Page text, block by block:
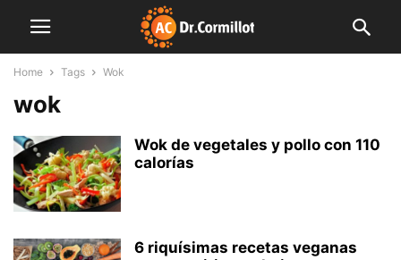
Home Tags Wok
wok
Wok de vegetales y pollo con 110
calorías
6 riquísimas recetas veganas